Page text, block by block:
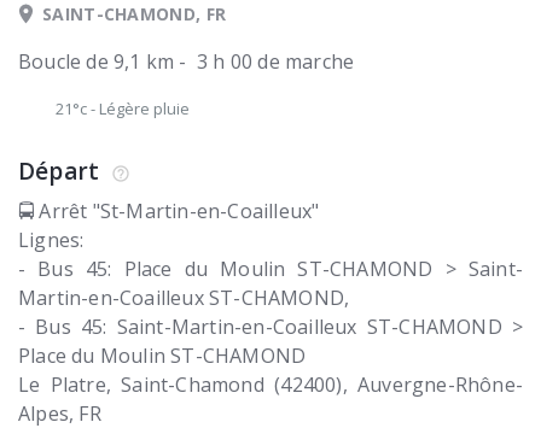
SAINT-CHAMOND, FR
Boucle de 9,1 km - 3 h 00 de marche
21°c- Légère pluie
Départ
🚍 Arrêt "St-Martin-en-Coailleux"
Lignes:
- Bus 45: Place du Moulin ST-CHAMOND > Saint-
Martin-en-Coailleux ST-CHAMOND,
- Bus 45: Saint-Martin-en-Coailleux ST-CHAMOND >
Place du Moulin ST-CHAMOND
Le Platre
Saint-Chamond (42400)
Auvergne-Rhône-
Alpes FR